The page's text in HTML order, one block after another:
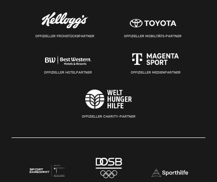
OFFIZIELLER FRÜHSTÜCKSPARTNER OFFIZIELLER MOBILITÄTS-PARTNER
OFFIZIELLER HOTELPARTNER OFFIZIELLER MEDIENPARTNER
OFFIZIELLER CHARITY-PARTNER